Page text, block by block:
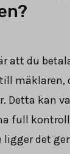
att du
mäklaren,
Detta kan
full
ligger det